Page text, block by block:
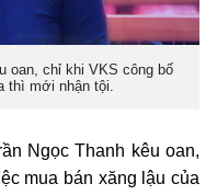
oan, chỉ khi VKS công bố
thì mới nhận tội.
Ngọc Thanh kêu oan,
mua bán xăng lậu của